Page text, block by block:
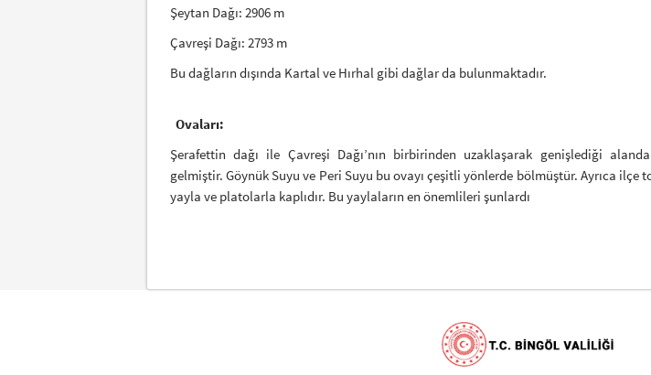
Şeytan Dağı: 2906 m
Çavreşi Dağı: 2793 m
Bu dağların dışında Kartal ve Hırhal gibi dağlar da bulunmaktadır.
Ovaları:
Şerafettin dağı ile Çavreşi Dağı’nın birbirinden uzaklaşarak genişlediği
gelmiştir. Göynük Suyu ve Peri Suyu bu ovayı çeşitli yönlerde bölmüştür. Ayrıca ilçe
yayla ve platolarla kaplıdır. Bu yaylaların en önemlileri şunlardı